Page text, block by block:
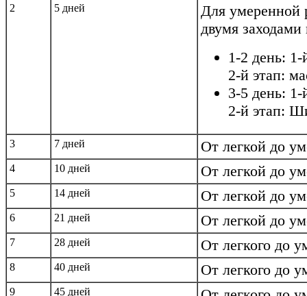
2 5 дней
Для умеренной
двумя заходами
1-2 день: 1-
2-й этап:
3-5 день: 1-
2-й этап:
3 7 дней От легкой до
4 10 дней От легкой до
5 14 дней От легкой до
6 21 дней От легкой до
7 28 дней От легкого до
8 40 дней От легкого до
9 45 дней